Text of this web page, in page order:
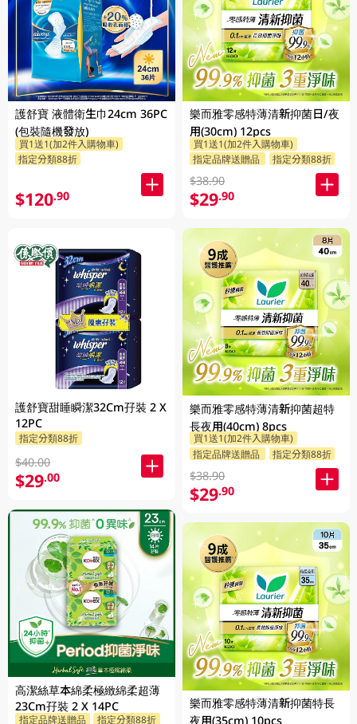
護舒寶 液體衛生巾24cm 36PC
(包裝隨機發放)
買1送1(加2件入購物車)
指定分類88折
$120.90
護舒寶甜睡瞬潔32Cm孖裝 2 X
12PC
指定分類88折
$40.00
$29.00
高潔絲草本綿柔極緻綿柔超薄
23Cm孖裝 2 X 14PC
指定品牌送贈品 指定分類88折
樂而雅零感特薄清新抑菌日/夜
用(30cm) 12pcs
買1送1(加2件入購物車)
指定品牌送贈品
指定分類88折
$38.90
$29.90
樂而雅零感特薄清新抑菌超特
長夜用(40cm) 8pcs
買1送1(加2件入購物車)
指定品牌送贈品
指定分類88折
$38.90
$29.90
樂而雅零感特薄清新抑菌特長
夜用(35cm) 10pcs